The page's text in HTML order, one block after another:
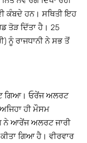
ਕੰਬਦੇ ਹਨ। ਸਥਿਤੀ ਇਹ
ਤੋੜ ਦਿੱਤਾ ਹੈ। 25
ਨੂੰ ਰਾਜਧਾਨੀ ਨੇ ਸਭ ਤੋਂ
ਗਿਆ। ਓਰੇਂਜ ਅਲਰਟ
ਹੀ ਮੌਸਮ
ਨੇ ਆਰੇਂਜ ਅਲਰਟ ਜਾਰੀ
ਗਿਆ ਹੈ। ਵੀਰਵਾਰ